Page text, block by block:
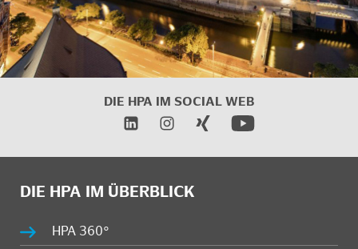
DIE HPA IM SOCIAL WEB
DIE HPA IM ÜBERBLICK
HPA 360°